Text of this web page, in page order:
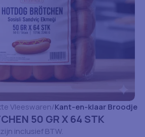
Vleeswaren Kant-en-klaar Broodje
50 GR X 64 STK
inclusief BTW.